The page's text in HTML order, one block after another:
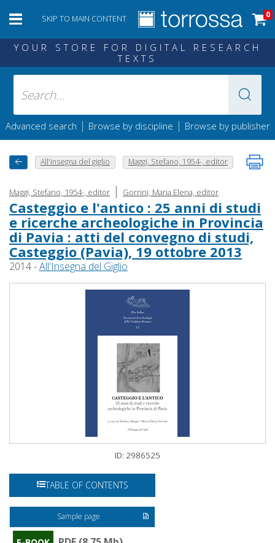
SKIP TO MAIN CONTENT 0
YOUR STORE FOR DIGITAL RESEARCH
TEXTS
Advanced search | Browse by discipline | Browse by publisher
All'insegna del giglio Maggi, Stefano, 1954-, editor
Maggi, Stefano, 1954-, editor | Gorrini, Maria Elena, editor
Casteggio e l'antico : 25 anni di studi
e ricerche archeologiche in Provincia
di Pavia : atti del convegno di studi,
Casteggio (Pavia), 19 ottobre 2013
2014 -All'Insegna del Giglio
ID: 2986525
TABLE OF CONTENTS
Sample page